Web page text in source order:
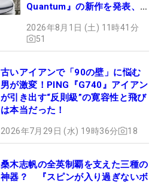
Quantum』の新作を発表、8
2026年8月1日 (土) 11時41分
51
古いアイアンで「90の壁」に悩む
男が激変！PING『G740』アイアン
が引き出す“反則級”の寛容性と飛び
は本当だった！
2026年7月29日 (水) 19時36分 18
桑木志帆の全英制覇を支えた三種の
神器？ 『スピンが入り過ぎないボ